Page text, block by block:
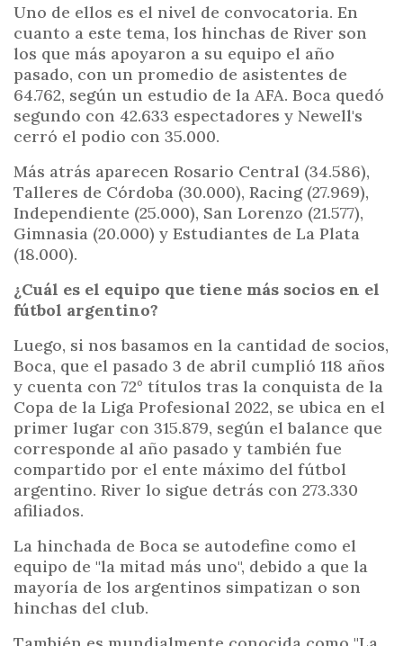
Uno de ellos es el nivel de convocatoria. En
cuanto a este tema, los hinchas de River son
los que más apoyaron a su equipo el año
pasado, con un promedio de asistentes de
64.762, según un estudio de la AFA. Boca quedó
segundo con 42.633 espectadores y Newell's
cerró el podio con 35.000.
Más atrás aparecen Rosario Central (34.586),
Talleres de Córdoba (30.000), Racing (27.969),
Independiente (25.000), San Lorenzo (21.577),
Gimnasia (20.000) y Estudiantes de La Plata
(18.000).
¿Cuál es el equipo que tiene más socios en el
fútbol argentino?
Luego, si nos basamos en la cantidad de socios,
Boca, que el pasado 3 de abril cumplió 118 años
y cuenta con 72° títulos tras la conquista de la
Copa de la Liga Profesional 2022, se ubica en el
primer lugar con 315.879, según el balance que
corresponde al año pasado y también fue
compartido por el ente máximo del fútbol
argentino. River lo sigue detrás con 273.330
afiliados.
La hinchada de Boca se autodefine como el
equipo de "la mitad más uno", debido a que la
mayoría de los argentinos simpatizan o son
hinchas del club.